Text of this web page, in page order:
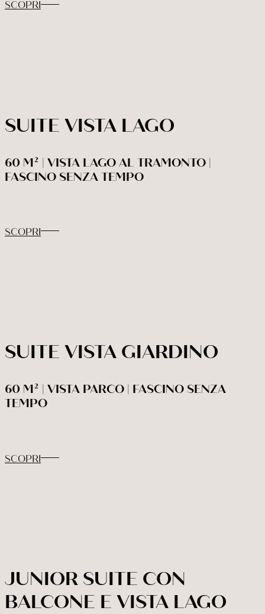
07Ago202608Ago2026
SCOPRI
SUITE VISTA LAGO
60 M² | VISTA LAGO AL TRAMONTO |
FASCINO SENZA TEMPO
SCOPRI
SUITE VISTA GIARDINO
60 M² | VISTA PARCO | FASCINO SENZA
TEMPO
SCOPRI
JUNIOR SUITE CON
BALCONE E VISTA LAGO